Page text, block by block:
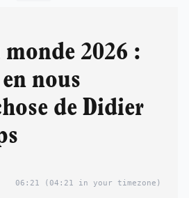
monde 2026 :
nous
de Didier
06:21 (04:21 in your timezone)